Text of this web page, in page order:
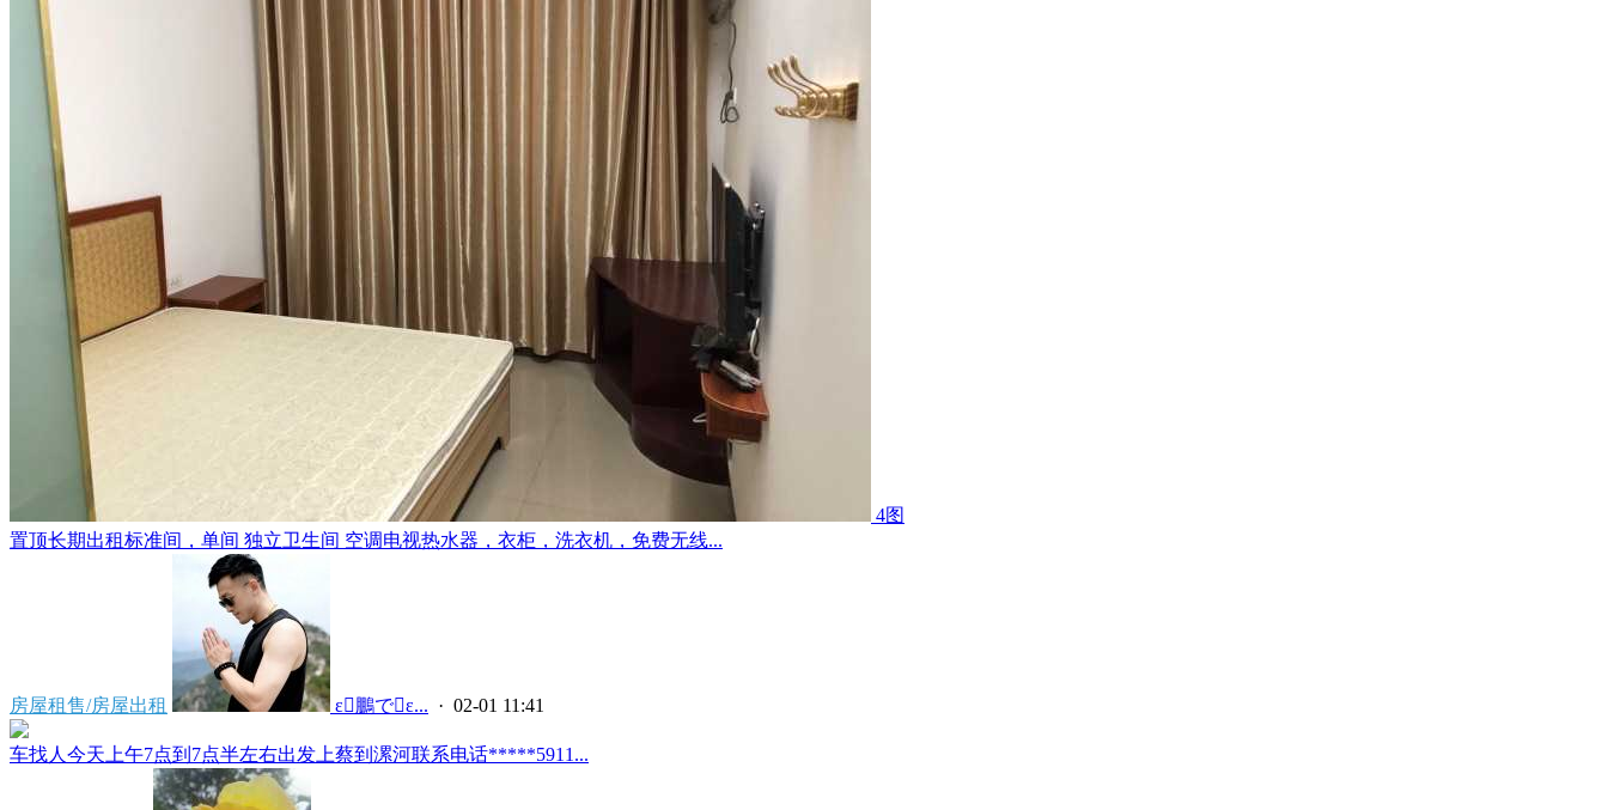
4图
置顶长期出租标准间，单间 独立卫生间 空调电视热水器，衣柜，洗衣机，免费无线...
房屋租售/房屋出租  ε鵬でε... · 02-01 11:41
车找人今天上午7点到7点半左右出发上蔡到漯河联系电话*****5911...